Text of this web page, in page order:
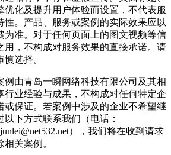
优化及提升用户体验而设置，不代表服
性。产品、服务或案例的实际效果应以
为准。对于任何页面上的图文视频等信
用，不构成对服务效果的直接承诺。请
选择。
例由青岛一瞬网络科技有限公司及其相
行业经验与成果，不构成对任何特定企
或保证。若案例中涉及的企业不希望继
下方式联系我们（电话：
），我们将在收到请求
关案例。